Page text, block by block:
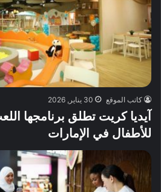
كاتب الموقع 30 يناير, 2026
آيديا كريت تطلق برنامجها
للأطفال في الإمارات